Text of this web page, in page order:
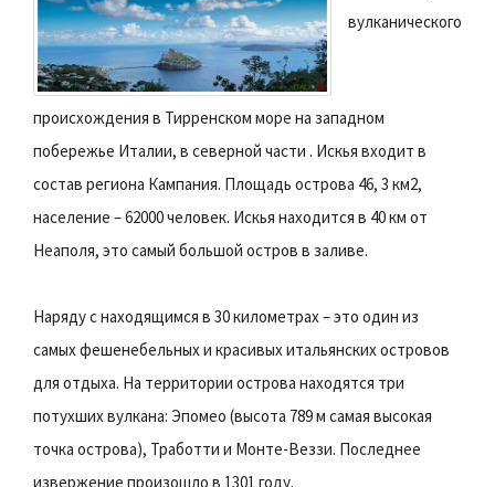
вулканического
происхождения в Тирренском море на западном
побережье Италии, в северной части . Искья входит в
состав региона Кампания. Площадь острова 46, 3 км2,
население – 62000 человек. Искья находится в 40 км от
Неаполя, это самый большой остров в заливе.
Наряду с находящимся в 30 километрах – это один из
самых фешенебельных и красивых итальянских островов
для отдыха. На территории острова находятся три
потухших вулкана: Эпомео (высота 789 м самая высокая
точка острова), Тработти и Монте-Веззи. Последнее
извержение произошло в 1301 году.